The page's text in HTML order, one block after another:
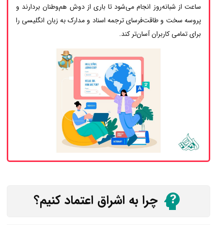
ساعت از شبانه‌روز انجام می‌شود تا باری از دوش هم‌وطنان بردارند و
پروسه سخت و طاقت‌فرسای ترجمه اسناد و مدارک به زبان انگلیسی را
برای تمامی کاربران آسان‌تر کند.
چرا به اشراق اعتماد کنیم؟